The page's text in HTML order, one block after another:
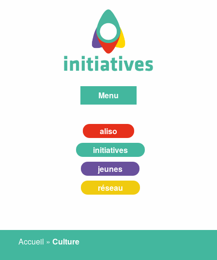
Menu
aliso
initiatives
jeunes
réseau
Accueil »Culture